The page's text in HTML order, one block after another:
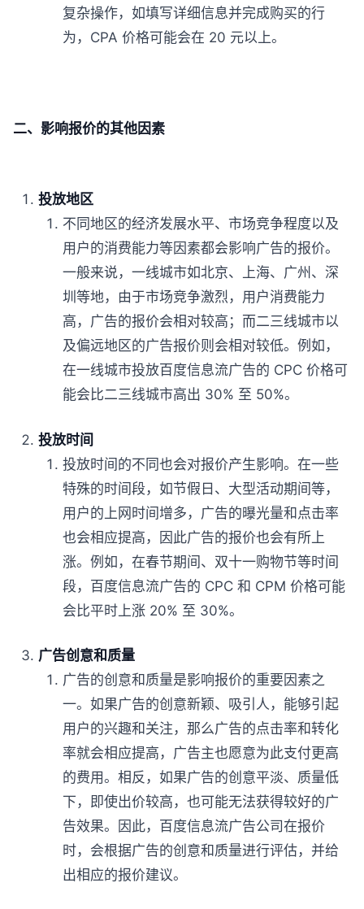
复杂操作，如填写详细信息并完成购买的行
为，CPA 价格可能会在 20 元以上。
二、影响报价的其他因素
投放地区
不同地区的经济发展水平、市场竞争程度以及
用户的消费能力等因素都会影响广告的报价。
一般来说，一线城市如北京、上海、广州、深
圳等地，由于市场竞争激烈，用户消费能力
高，广告的报价会相对较高；而二三线城市以
及偏远地区的广告报价则会相对较低。例如，
在一线城市投放百度信息流广告的 CPC 价格可
能会比二三线城市高出 30% 至 50%。
投放时间
投放时间的不同也会对报价产生影响。在一些
特殊的时间段，如节假日、大型活动期间等，
用户的上网时间增多，广告的曝光量和点击率
也会相应提高，因此广告的报价也会有所上
涨。例如，在春节期间、双十一购物节等时间
段，百度信息流广告的 CPC 和 CPM 价格可能
会比平时上涨 20% 至 30%。
广告创意和质量
广告的创意和质量是影响报价的重要因素之
一。如果广告的创意新颖、吸引人，能够引起
用户的兴趣和关注，那么广告的点击率和转化
率就会相应提高，广告主也愿意为此支付更高
的费用。相反，如果广告的创意平淡、质量低
下，即使出价较高，也可能无法获得较好的广
告效果。因此，百度信息流广告公司在报价
时，会根据广告的创意和质量进行评估，并给
出相应的报价建议。